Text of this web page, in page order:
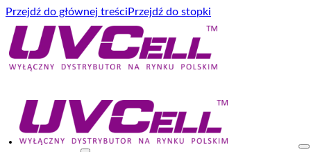
Przejdź do głównej treści Przejdź do stopki